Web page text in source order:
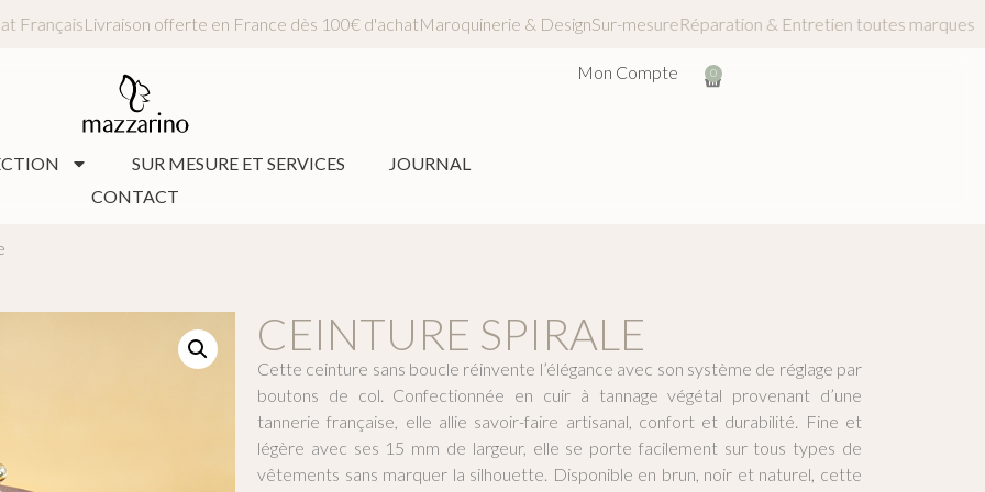
Artisanat FrançaisLivraison offerte en France dès 100€ d'achatMaroquinerie & DesignSur-mesureRéparation & Entretien
SUR MESURE ET SERVICES
JOURNAL
CONTACT
Mon Compte 0
CEINTURE SPIRALE
Cette ceinture sans boucle réinvente l’élégance avec son système de réglage par
boutons de col. Confectionnée en cuir à tannage végétal provenant d’une
tannerie française, elle allie savoir-faire artisanal, confort et durabilité. Fine et
légère avec ses 15 mm de largeur, elle se porte facilement sur tous types de
vêtements sans marquer la silhouette. Disponible en brun, noir et naturel, cette